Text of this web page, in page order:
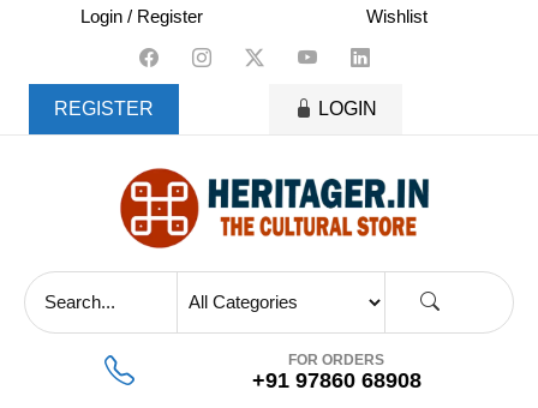
content
Login / Register Wishlist
REGISTER LOGIN
FOR ORDERS
+91 97860 68908